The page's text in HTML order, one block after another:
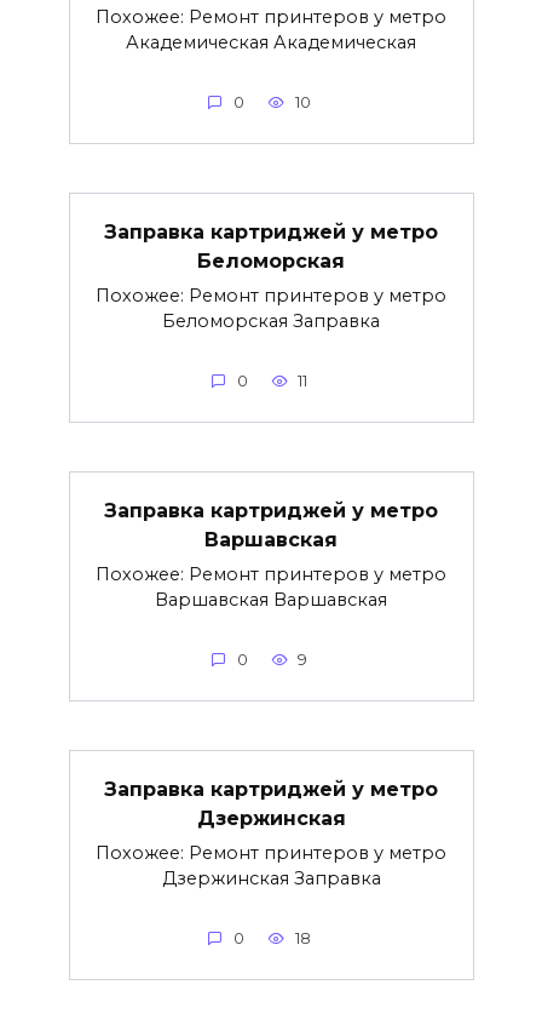
Похожее: Ремонт принтеров у метро
Академическая Академическая
0 10
Заправка картриджей у метро
Беломорская
Похожее: Ремонт принтеров у метро
Беломорская Заправка
0 11
Заправка картриджей у метро
Варшавская
Похожее: Ремонт принтеров у метро
Варшавская Варшавская
0 9
Заправка картриджей у метро
Дзержинская
Похожее: Ремонт принтеров у метро
Дзержинская Заправка
0 18